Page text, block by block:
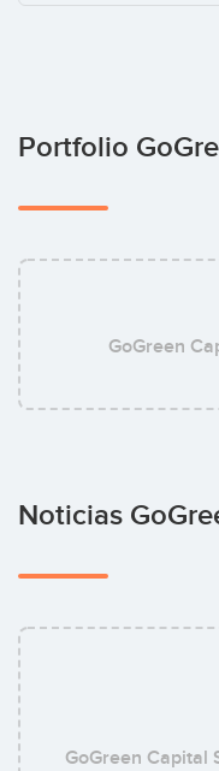
Portfolio
GoGreen
Noticias
GoGreen Capital